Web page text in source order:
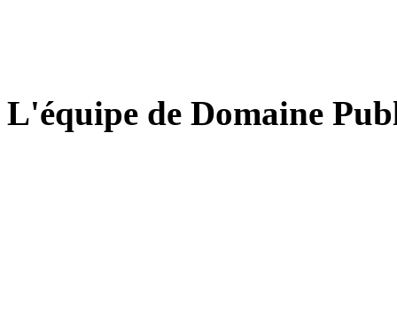
L'équipe de Domaine